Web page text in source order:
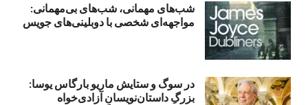
شب‌های مهمانی، شب‌های بی‌مهمانی:
مواجهه‌ای شخصی با دوبلینی‌های جویس
در سوگ و ستایش ماریو بارگاس یوسا:
بزرگِ داستان‌نویسانِ آزادی‌خواه